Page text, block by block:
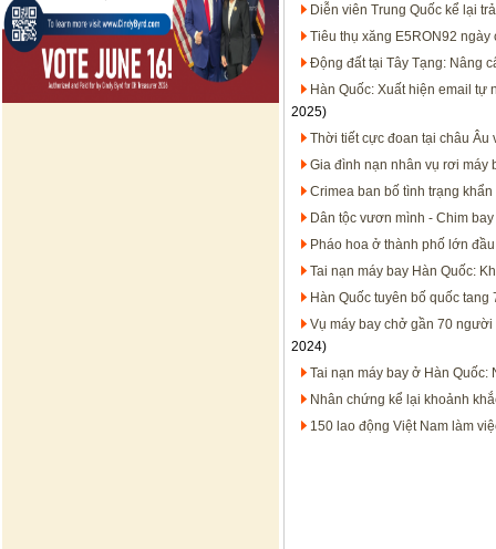
Diễn viên Trung Quốc kể lại
Tiêu thụ xăng E5RON92 ngày
Động đất tại Tây Tạng: Nâng
Hàn Quốc: Xuất hiện email tự
2025)
Thời tiết cực đoan tại châu Âu
Gia đình nạn nhân vụ rơi máy
Crimea ban bố tình trạng
Dân tộc vươn mình - Chim bay
Pháo hoa ở thành phố lớn
Tai nạn máy bay Hàn Quốc:
Hàn Quốc tuyên bố quốc
Vụ máy bay chở gần 70
2024)
Tai nạn máy bay ở Hàn
Nhân chứng kể lại khoảnh
150 lao động Việt Nam làm